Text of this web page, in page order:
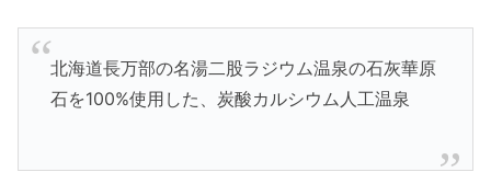
北海道長万部の名湯二股ラジウム温泉の石灰華原
石を100%使用した、炭酸カルシウム人工温泉